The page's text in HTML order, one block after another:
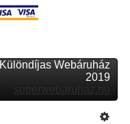
Különdíjas Webáruház
2019